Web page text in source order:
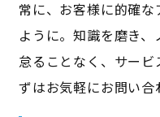
常に、お客様に的確
ように。知識を磨き
怠ることなく、サー
ずはお気軽にお問い合